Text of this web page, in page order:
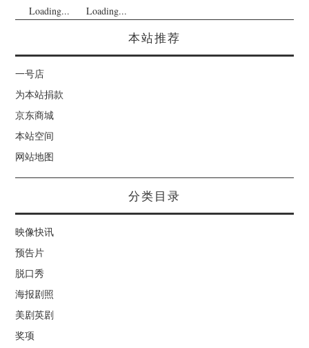
Loading... Loading...
本站推荐
一号店
为本站捐款
京东商城
本站空间
网站地图
分类目录
映像快讯
预告片
脱口秀
海报剧照
美剧英剧
奖项